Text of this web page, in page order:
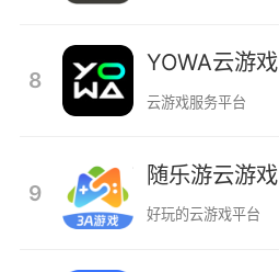
8
YOWA云游戏
云游戏服务平台
9
随乐游云游戏
好玩的云游戏平台